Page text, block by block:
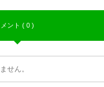
メント ( 0 )
せん。